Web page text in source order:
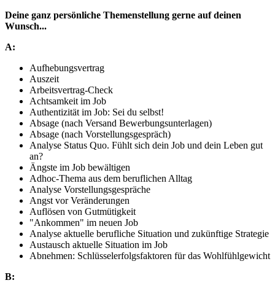
Deine ganz persönliche Themenstellung gerne auf deinen
Wunsch...
A:
Aufhebungsvertrag
Auszeit
Arbeitsvertrag-Check
Achtsamkeit im Job
Authentizität im Job: Sei du selbst!
Absage (nach Versand Bewerbungsunterlagen)
Absage (nach Vorstellungsgespräch)
Analyse Status Quo. Fühlt sich dein Job und dein Leben gut
an?
Ängste im Job bewältigen
Adhoc-Thema aus dem beruflichen Alltag
Analyse Vorstellungsgespräche
Angst vor Veränderungen
Auflösen von Gutmütigkeit
"Ankommen" im neuen Job
Analyse aktuelle berufliche Situation und zukünftige Strategie
Austausch aktuelle Situation im Job
Abnehmen: Schlüsselerfolgsfaktoren für das Wohlfühlgewicht
B: